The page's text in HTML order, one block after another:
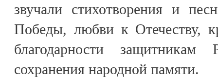
звучали стихотворения и
Победы, любви к Отечеству,
благодарности
сохранения народной памяти.